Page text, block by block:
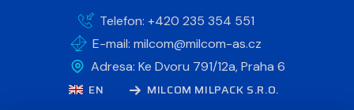
Telefon: +420 235 354 551
E-mail: milcom@milcom-as.cz
Adresa: Ke Dvoru 791/12a, Praha 6
EN MILCOM MILPACK S.R.O.